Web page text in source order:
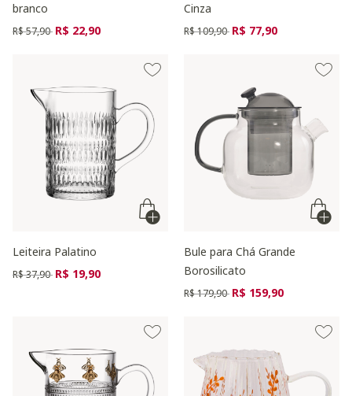
branco
Preço reduzido de
R$ 57,90 para
R$ 22,90
Cinza
Preço reduzido de
R$ 109,90 para
R$ 77,90
Leiteira Palatino
Preço reduzido de
R$ 37,90 para
R$ 19,90
Bule para Chá Grande
Borosilicato
Preço reduzido de
R$ 179,90 para
R$ 159,90